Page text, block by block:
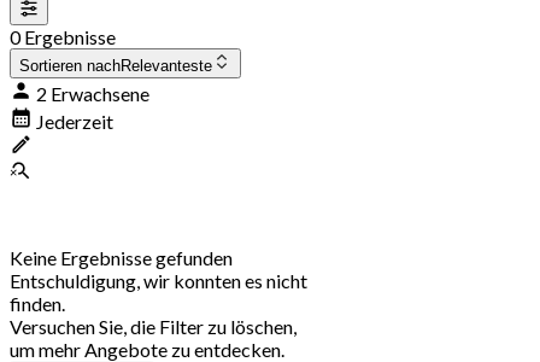
0 Ergebnisse
Sortieren nachRelevanteste
2 Erwachsene
Jederzeit
Keine Ergebnisse gefunden
Entschuldigung, wir konnten es nicht
finden.
Versuchen Sie, die Filter zu löschen,
um mehr Angebote zu entdecken.